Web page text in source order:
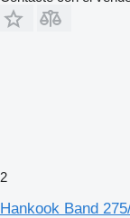
2
Hankook Band